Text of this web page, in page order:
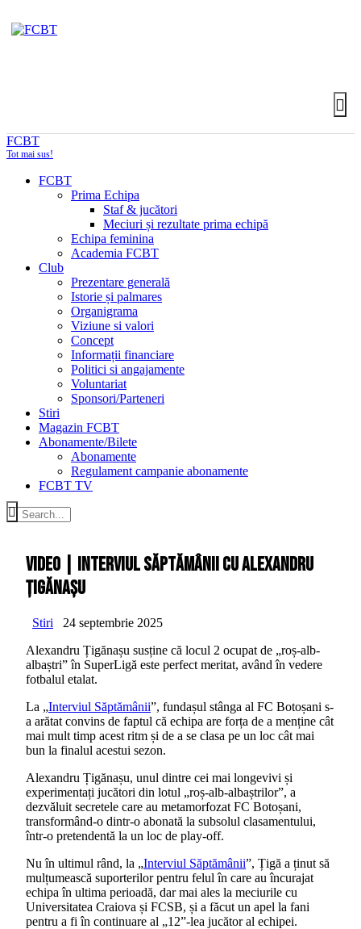
FCBT
Tot mai sus!
FCBT
Prima Echipa
Staf & jucători
Meciuri și rezultate prima echipă
Echipa feminina
Academia FCBT
Club
Prezentare generală
Istorie și palmares
Organigrama
Viziune si valori
Concept
Informații financiare
Politici si angajamente
Voluntariat
Sponsori/Parteneri
Stiri
Magazin FCBT
Abonamente/Bilete
Abonamente
Regulament campanie abonamente
FCBT TV
VIDEO | Interviul săptămânii cu Alexandru
Țigănașu
Stiri
24 septembrie 2025
Alexandru Țigănașu susține că locul 2 ocupat de „roș-alb-
albaștri” în SuperLigă este perfect meritat, având în vedere
fotbalul etalat.
La „Interviul Săptămânii”, fundașul stânga al FC Botoșani s-
a arătat convins de faptul că echipa are forța de a menține cât
mai mult timp acest ritm și de a se clasa pe un loc cât mai
bun la finalul acestui sezon.
Alexandru Țigănașu, unul dintre cei mai longevivi și
experimentați jucători din lotul „roș-alb-albaștrilor”, a
dezvăluit secretele care au metamorfozat FC Botoșani,
transformând-o dintr-o abonată la subsolul clasamentului,
într-o pretendentă la un loc de play-off.
Nu în ultimul rând, la „Interviul Săptămânii”, Țigă a ținut să
mulțumească suporterilor pentru felul în care au încurajat
echipa în ultima perioadă, dar mai ales la meciurile cu
Universitatea Craiova și FCSB, și a făcut un apel la fani
pentru a fi în continuare al „12”-lea jucător al echipei.